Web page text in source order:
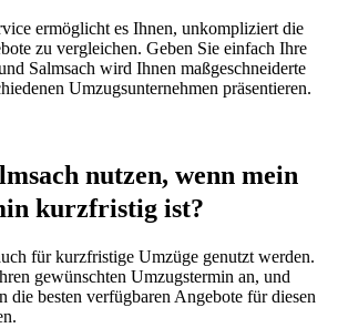
ermöglicht es Ihnen, unkompliziert die
zu vergleichen. Geben Sie einfach Ihre
Salmsach wird Ihnen maßgeschneiderte
Umzugsunternehmen präsentieren.
nutzen, wenn mein
kurzfristig ist?
für kurzfristige Umzüge genutzt werden.
gewünschten Umzugstermin an, und
die besten verfügbaren Angebote für diesen